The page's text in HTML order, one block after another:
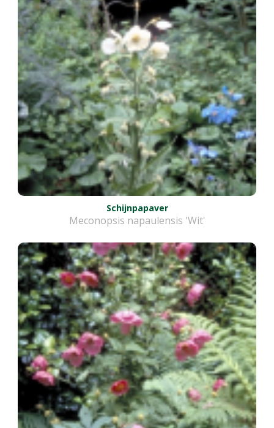
Schijnpapaver
Meconopsis napaulensis 'Wit'